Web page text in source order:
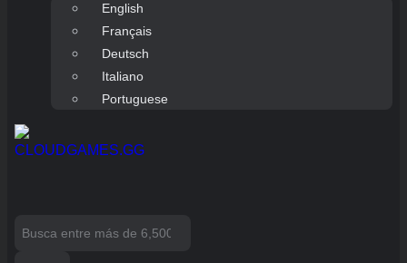
English
Français
Deutsch
Italiano
Portuguese
Search